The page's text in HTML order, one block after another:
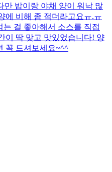
만 밥이랑 야채 양이 워낙 많
에 비해 좀 적더라고요ㅠ.ㅠ
걸 좋아해서 소스를 직접
이 딱 맞고 맛있었습니다! 양
꼭 드셔보세요~^^